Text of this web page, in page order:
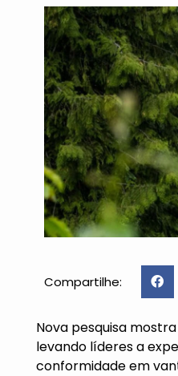
Compartilhe:
Nova pesquisa
levando líderes a
conformidade em